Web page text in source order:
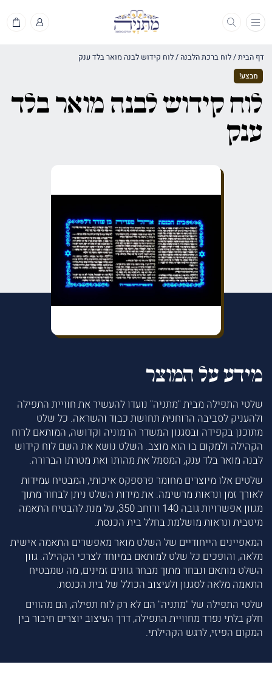
תפריט
דף הבית/לוח ברכת הלבנה /לוח קידוש לבנה מואר בלד ענק
מבצע!
לוח קידוש לבנה מואר בלד
ענק
מידע על המוצר
שלטי התפילה מבית "מתניה" נועדו להעשיר את חוויית התפילה
ולהעניק לסביבה הרוחנית תחושת כבוד והשראה. כל שלט
מתוכנן בקפידה ובסגנון המשדר הרמוניה וקדושה, המותאם לרוח
הקהילה ולמקום בו הוא מוצב. השלט נושא את השם לוח קידוש
לבנה מואר בלד ענק, המסמל את מהותו ואת מטרתו הברורה.
שלטים אלו מיוצרים מחומר פרספקס איכותי, המבטיח עמידות
לאורך זמן ונראות מרשימה. את מידות השלט ניתן לבחור מתוך
מגוון אפשרויות גובה 140 ורוחב 350, על מנת להבטיח התאמה
מיטבית ונראות מושלמת בחלל בית הכנסת.
המאפיינים הייחודיים של השלט מואר מאפשרים התאמה אישית
מלאה, והופכים כל שלט למותאם במיוחד לצרכי הקהילה. גוון
השלט מותאם ונבחר מתוך מבחר גוונים זמינים, מה שמבטיח
התאמה מלאה לסגנון ולעיצוב הכולל של בית הכנסת.
שלטי התפילה של "מתניה" הם לא רק לוח תפילה, הם מהווים
חלק בלתי נפרד מחוויית התפילה, דרך העיצוב יוצרים חיבור בין
המקום הפיזי, לרגש הקהילתי.